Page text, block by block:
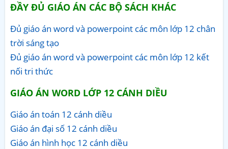
ĐẦY ĐỦ GIÁO ÁN CÁC BỘ SÁCH KHÁC
Đủ giáo án word và powerpoint các môn lớp 12 chân
trời sáng tạo
Đủ giáo án word và powerpoint các môn lớp 12 kết
nối tri thức
GIÁO ÁN WORD LỚP 12 CÁNH DIỀU
Giáo án toán 12 cánh diều
Giáo án đại số 12 cánh diều
Giáo án hình học 12 cánh diều